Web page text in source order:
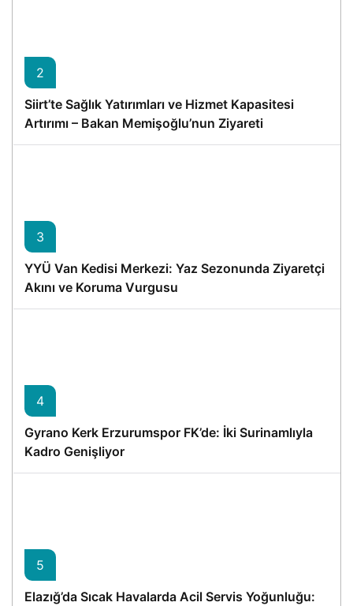
2
Siirt’te Sağlık Yatırımları ve Hizmet Kapasitesi
Artırımı – Bakan Memişoğlu’nun Ziyareti
3
YYÜ Van Kedisi Merkezi: Yaz Sezonunda Ziyaretçi
Akını ve Koruma Vurgusu
4
Gyrano Kerk Erzurumspor FK’de: İki Surinamlıyla
Kadro Genişliyor
5
Elazığ’da Sıcak Havalarda Acil Servis Yoğunluğu: